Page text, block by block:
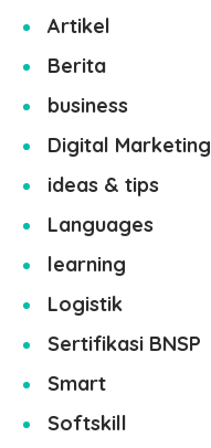
Artikel
Berita
business
Digital Marketing
ideas & tips
Languages
learning
Logistik
Sertifikasi BNSP
Smart
Softskill